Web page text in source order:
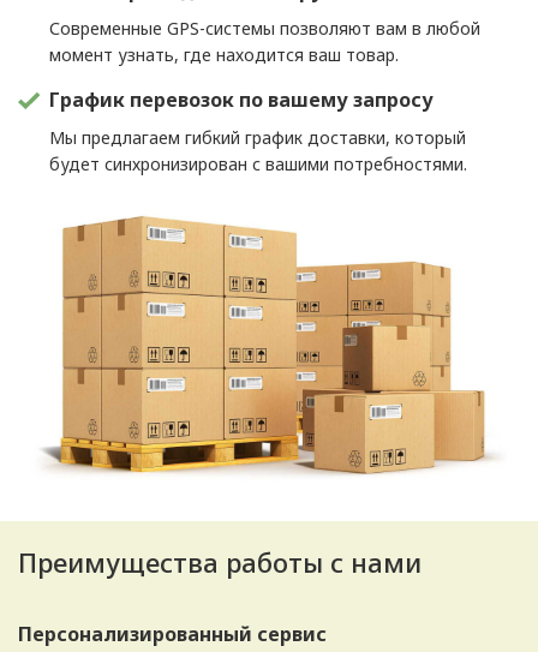
Современные GPS-системы позволяют вам в любой
момент узнать, где находится ваш товар.
График перевозок по вашему запросу
Мы предлагаем гибкий график доставки, который
будет синхронизирован с вашими потребностями.
Преимущества работы с нами
Персонализированный сервис